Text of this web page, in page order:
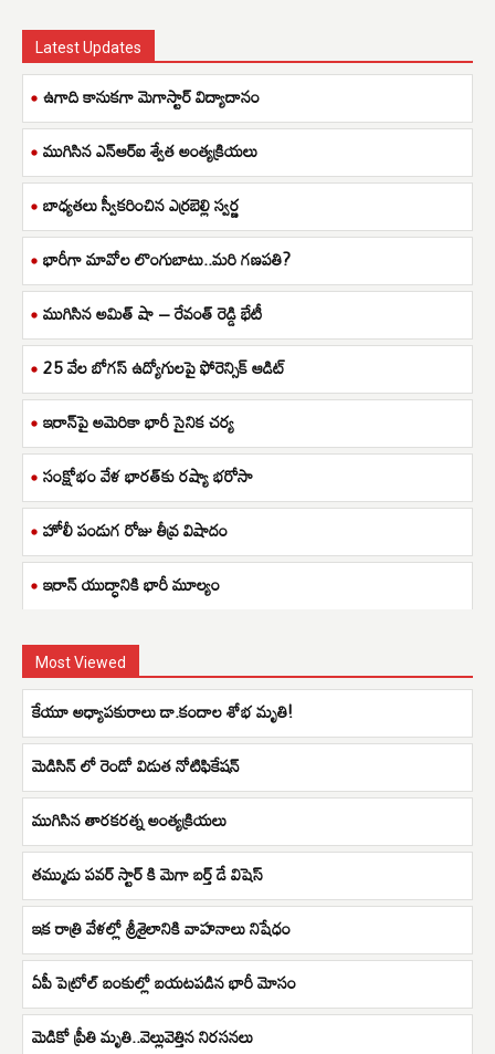
Latest Updates
ఉగాది కానుకగా మెగాస్టార్ విద్యాదానం
ముగిసిన ఎన్ఆర్ఐ శ్వేత అంత్యక్రియలు
బాధ్యతలు స్వీకరించిన ఎర్రబెల్లి స్వర్ణ
భారీగా మావోల లొంగుబాటు..మరి గణపతి?
ముగిసిన అమిత్ షా – రేవంత్ రెడ్డి భేటీ
25 వేల బోగస్ ఉద్యోగులపై ఫోరెన్సిక్ ఆడిట్
ఇరాన్‌పై అమెరికా భారీ సైనిక చర్య
సంక్షోభం వేళ భారత్‌కు రష్యా భరోసా
హోలీ పండుగ రోజు తీవ్ర విషాదం
ఇరాన్ యుద్ధానికి భారీ మూల్యం
Most Viewed
కేయూ అధ్యాపకురాలు డా.కందాల శోభ మృతి!
మెడిసిన్ లో రెండో విడుత నోటిఫికేషన్
ముగిసిన తారకరత్న అంత్యక్రియలు
తమ్ముడు పవర్ స్టార్ కి మెగా బర్త్ డే విషెస్
ఇక రాత్రి వేళల్లో శ్రీశైలానికి వాహనాలు నిషేధం
ఏపీ పెట్రోల్ బంకుల్లో బయటపడిన భారీ మోసం
మెడికో ప్రీతి మృతి..వెల్లువెత్తిన నిరసనలు